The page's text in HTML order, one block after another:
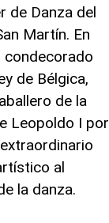
de Danza del
Martín. En
condecorado
de Bélgica,
de la
Leopoldo I por
al
la danza.